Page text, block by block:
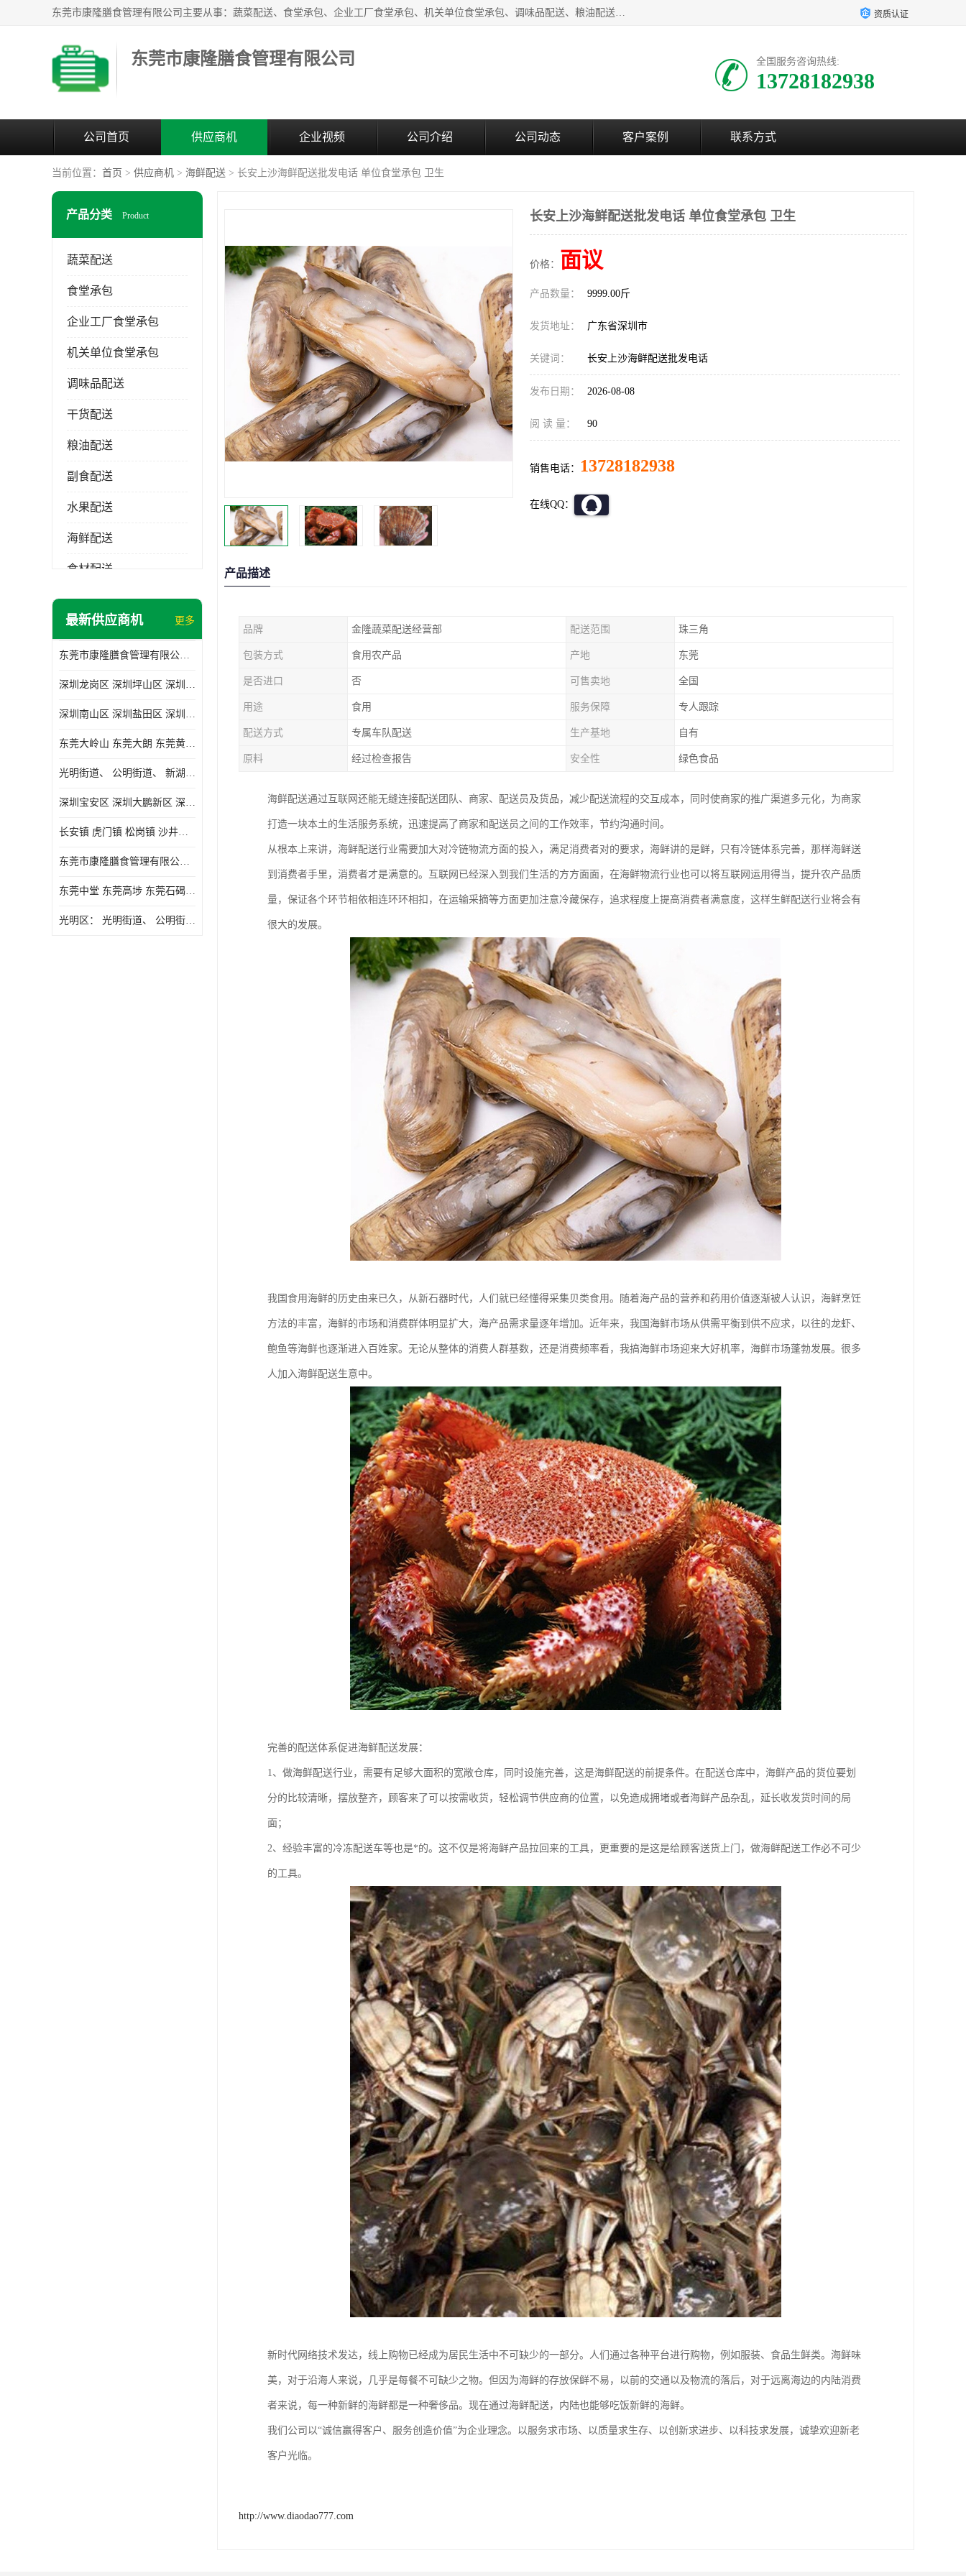
东莞市康隆膳食管理有限公司主要从事：蔬菜配送、食堂承包、企业工厂食堂承包、机关单位食堂承包、调味品配送、粮油配送、干货配送、副食配送、水果配送、海鲜配送等业务，东莞蔬菜配送电话，咨询在线客服。 资质认证
东莞市康隆膳食管理有限公司 全国服务咨询热线:
13728182938
公司首页 供应商机 企业视频 公司介绍 公司动态 客户案例 联系方式
当前位置： 首页 > 供应商机 > 海鲜配送 > 长安上沙海鲜配送批发电话 单位食堂承包 卫生
产品分类 Product
蔬菜配送
食堂承包
企业工厂食堂承包
机关单位食堂承包
调味品配送
干货配送
粮油配送
副食配送
水果配送
海鲜配送
食材配送
最新供应商机 更多
东莞市康隆膳食管理有限公司主要经营蔬菜配送 东莞食堂承包 光明蔬菜配送 深圳市食堂承包 深圳市蔬菜配送等业务 欢迎咨询了解
深圳龙岗区 深圳坪山区 深圳光明区 深圳龙华区
深圳南山区 深圳盐田区 深圳福田区 深圳罗湖区 深圳龙岗区
东莞大岭山 东莞大朗 东莞黄江 东莞樟木头 蔬菜配送
光明街道、 公明街道、 新湖街道、
深圳宝安区 深圳大鹏新区 深圳特别合作区
长安镇 虎门镇 松岗镇 沙井镇 公明镇 莞城街道 南城街道 东城街道 万江街道 石碣镇 石龙镇 茶山镇 石排镇 企石镇 横沥镇
东莞市康隆膳食管理有限公司 长安蔬菜配送 虎门蔬菜配送 大岭山蔬菜配送
东莞中堂 东莞高埗 东莞石碣 东莞望牛墩 东莞洪梅 东莞道滘 东莞石龙镇 东莞石排镇
光明区： 光明街道、 公明街道、 新湖街道、 凤凰街道、 玉塘街道、 马田街道
长安上沙海鲜配送批发电话 单位食堂承包 卫生
价格： 面议
产品数量： 9999.00斤
发货地址： 广东省深圳市
关键词： 长安上沙海鲜配送批发电话
发布日期： 2026-08-08
阅 读 量： 90
销售电话： 13728182938
在线QQ：
产品描述
品牌 金隆蔬菜配送经营部 配送范围 珠三角
包装方式 食用农产品 产地 东莞
是否进口 否 可售卖地 全国
用途 食用 服务保障 专人跟踪
配送方式 专属车队配送 生产基地 自有
原料 经过检查报告 安全性 绿色食品
海鲜配送通过互联网还能无缝连接配送团队、商家、配送员及货品，减少配送流程的交互成本，同时使商家的推广渠道多元化，为商家
打造一块本土的生活服务系统，迅速提高了商家和配送员之间的工作效率，节约沟通时间。
从根本上来讲，海鲜配送行业需要加大对冷链物流方面的投入，满足消费者对的要求，海鲜讲的是鲜，只有冷链体系完善，那样海鲜送
到消费者手里，消费者才是满意的。互联网已经深入到我们生活的方方面面，在海鲜物流行业也可以将互联网运用得当，提升农产品质
量，保证各个环节相依相连环环相扣，在运输采摘等方面更加注意冷藏保存，追求程度上提高消费者满意度，这样生鲜配送行业将会有
很大的发展。
我国食用海鲜的历史由来已久，从新石器时代，人们就已经懂得采集贝类食用。随着海产品的营养和药用价值逐渐被人认识，海鲜烹饪
方法的丰富，海鲜的市场和消费群体明显扩大，海产品需求量逐年增加。近年来，我国海鲜市场从供需平衡到供不应求，以往的龙虾、
鲍鱼等海鲜也逐渐进入百姓家。无论从整体的消费人群基数，还是消费频率看，我搞海鲜市场迎来大好机率，海鲜市场蓬勃发展。很多
人加入海鲜配送生意中。
完善的配送体系促进海鲜配送发展：
1、做海鲜配送行业，需要有足够大面积的宽敞仓库，同时设施完善，这是海鲜配送的前提条件。在配送仓库中，海鲜产品的货位要划
分的比较清晰，摆放整齐，顾客来了可以按需收货，轻松调节供应商的位置，以免造成拥堵或者海鲜产品杂乱，延长收发货时间的局
面；
2、经验丰富的冷冻配送车等也是*的。这不仅是将海鲜产品拉回来的工具，更重要的是这是给顾客送货上门，做海鲜配送工作必不可少
的工具。
新时代网络技术发达，线上购物已经成为居民生活中不可缺少的一部分。人们通过各种平台进行购物，例如服装、食品生鲜类。海鲜味
美，对于沿海人来说，几乎是每餐不可缺少之物。但因为海鲜的存放保鲜不易，以前的交通以及物流的落后，对于远离海边的内陆消费
者来说，每一种新鲜的海鲜都是一种奢侈品。现在通过海鲜配送，内陆也能够吃饭新鲜的海鲜。
我们公司以“诚信赢得客户、服务创造价值”为企业理念。以服务求市场、以质量求生存、以创新求进步、以科技求发展，诚挚欢迎新老
客户光临。
http://www.diaodao777.com